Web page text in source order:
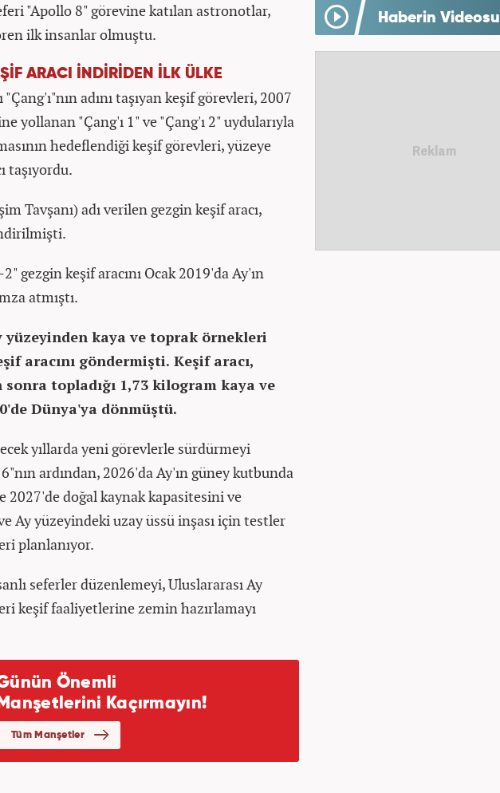
"Apollo 8" görevine katılan astronotlar,
ilk insanlar olmuştu.
ARACI İNDİRİDEN İLK ÜLKE
adını taşıyan keşif görevleri, 2007
yollanan "Çang'ı 1" ve "Çang'ı 2" uydularıyla
hedeflendiği keşif görevleri, yüzeye
taşıyordu.
Tavşanı) adı verilen gezgin keşif aracı,
gezgin keşif aracını Ocak 2019'da Ay'ın
atmıştı.
yüzeyinden kaya ve toprak örnekleri
aracını göndermişti. Keşif aracı,
sonra topladığı 1,73 kilogram kaya ve
Dünya'ya dönmüştü.
yıllarda yeni görevlerle sürdürmeyi
ardından, 2026'da Ay'ın güney kutbunda
2027'de doğal kaynak kapasitesini ve
Ay yüzeyindeki uzay üssü inşası için testler
planlanıyor.
seferler düzenlemeyi, Uluslararası Ay
keşif faaliyetlerine zemin hazırlamayı
Haberin Videosu